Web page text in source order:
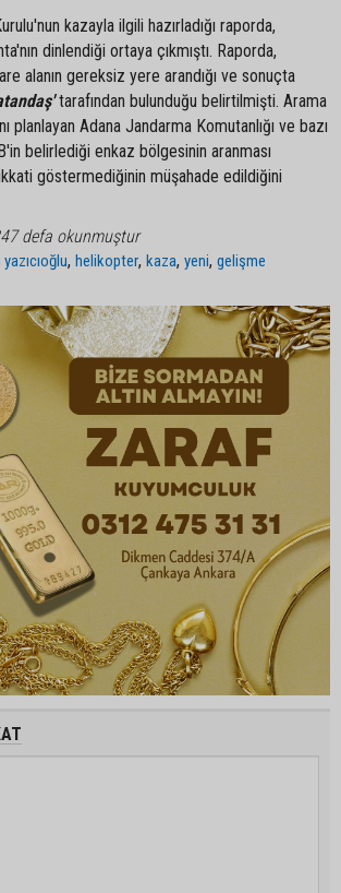
kazayla ilgili hazırladığı raporda,
dinlendiği ortaya çıkmıştı. Raporda,
alanın gereksiz yere arandığı ve sonuçta
tarafından bulunduğu belirtilmişti. Arama
planlayan Adana Jandarma Komutanlığı ve bazı
belirlediği enkaz bölgesinin aranması
göstermediğinin müşahade edildiğini
defa okunmuştur
,helikopter,kaza,yeni,gelişme